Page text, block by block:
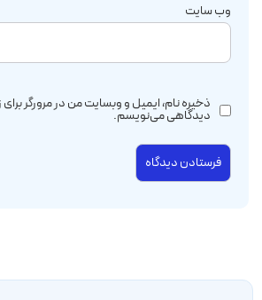
وب‌ سایت
ذخیره نام، ایمیل و وبسایت من در مرورگر برای
دیدگاهی می‌نویسم.